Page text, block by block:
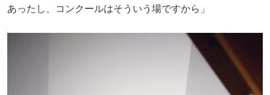
あったし、コンクールはそういう場ですから」